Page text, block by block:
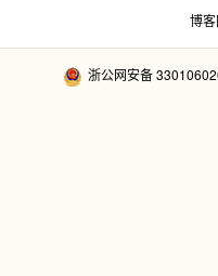
博
浙公网安备